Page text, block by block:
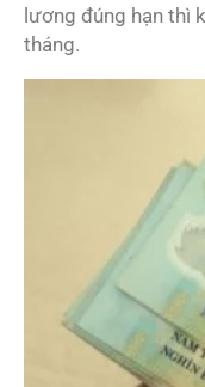
lương đúng hạn thì
tháng.